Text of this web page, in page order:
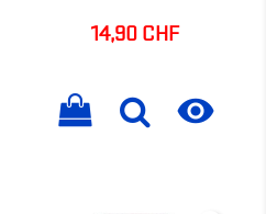
Prix
14,90 CHF
